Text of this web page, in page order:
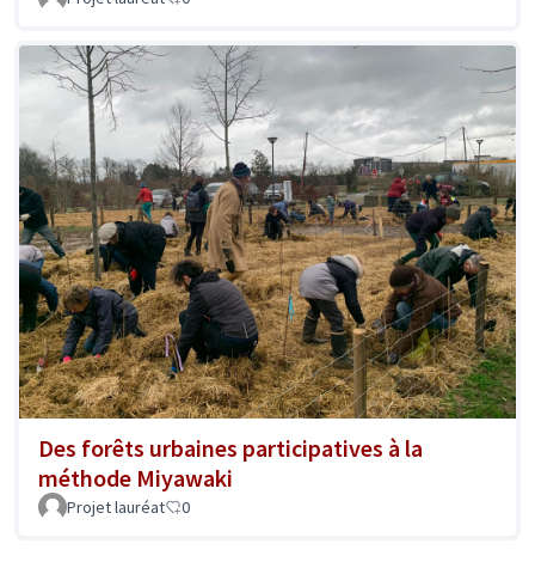
Des forêts urbaines participatives à la
méthode Miyawaki
Projet lauréat 0